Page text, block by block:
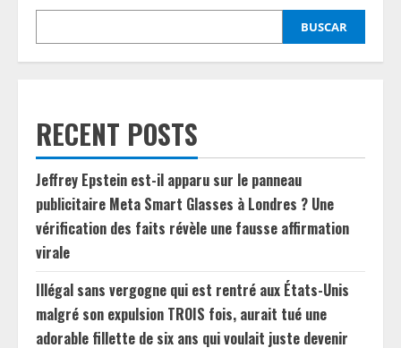
BUSCAR
RECENT POSTS
Jeffrey Epstein est-il apparu sur le panneau
publicitaire Meta Smart Glasses à Londres ? Une
vérification des faits révèle une fausse affirmation
virale
Illégal sans vergogne qui est rentré aux États-Unis
malgré son expulsion TROIS fois, aurait tué une
adorable fillette de six ans qui voulait juste devenir